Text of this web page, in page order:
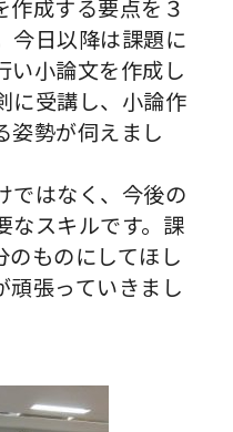
作成する要点を３
今日以降は課題に
い小論文を作成し
に受講し、小論作
姿勢が伺えまし
ではなく、今後の
なスキルです。課
のものにしてほし
頑張っていきまし